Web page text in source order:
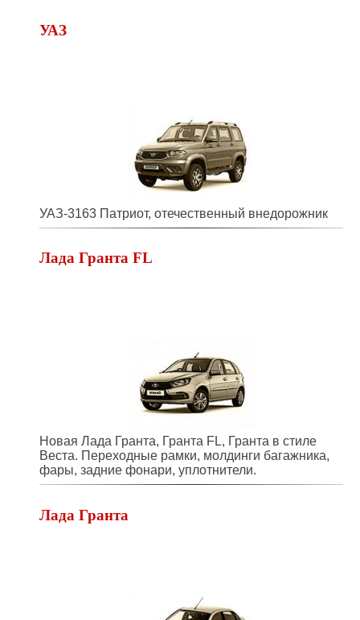
УАЗ
УАЗ-3163 Патриот, отечественный внедорожник
Лада Гранта FL
Новая Лада Гранта, Гранта FL, Гранта в стиле
Веста. Переходные рамки, молдинги багажника,
фары, задние фонари, уплотнители.
Лада Гранта